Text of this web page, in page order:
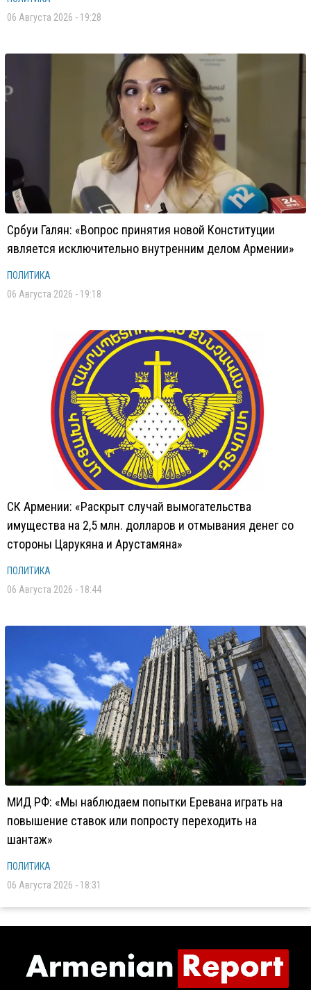
06 Августа 2026 - 19:28
Србуи Галян: «Вопрос принятия новой Конституции
является исключительно внутренним делом Армении»
ПОЛИТИКА
06 Августа 2026 - 19:18
СК Армении: «Раскрыт случай вымогательства
имущества на 2,5 млн. долларов и отмывания денег со
стороны Царукяна и Арустамяна»
ПОЛИТИКА
06 Августа 2026 - 18:44
МИД РФ: «Мы наблюдаем попытки Еревана играть на
повышение ставок или попросту переходить на
шантаж»
ПОЛИТИКА
06 Августа 2026 - 18:31